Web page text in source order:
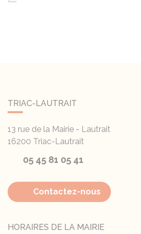
TRIAC-LAUTRAIT
13 rue de la Mairie - Lautrait
16200 Triac-Lautrait
05 45 81 05 41
Contactez-nous
HORAIRES DE LA MAIRIE